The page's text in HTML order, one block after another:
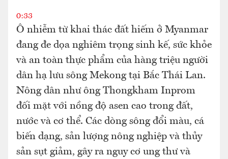
0:33
Ô nhiễm từ khai thác đất hiếm ở Myanmar
đang đe dọa nghiêm trọng sinh kế, sức khỏe
và an toàn thực phẩm của hàng triệu người
dân hạ lưu sông Mekong tại Bắc Thái Lan.
Nông dân như ông Thongkham Inprom
đối mặt với nồng độ asen cao trong đất,
nước và cơ thể. Các dòng sông đổi màu, cá
biến dạng, sản lượng nông nghiệp và thủy
sản sụt giảm, gây ra nguy cơ ung thư và